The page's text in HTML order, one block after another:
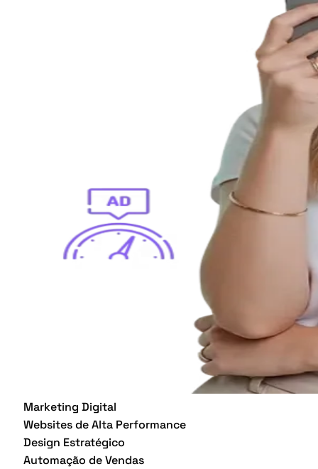
Marketing Digital
Websites de Alta Performance
Design Estratégico
Automação de Vendas